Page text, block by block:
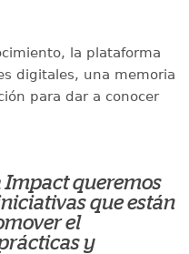
la plataforma
digitales, una memoria
para dar a conocer
Impact queremos
que están
el
y